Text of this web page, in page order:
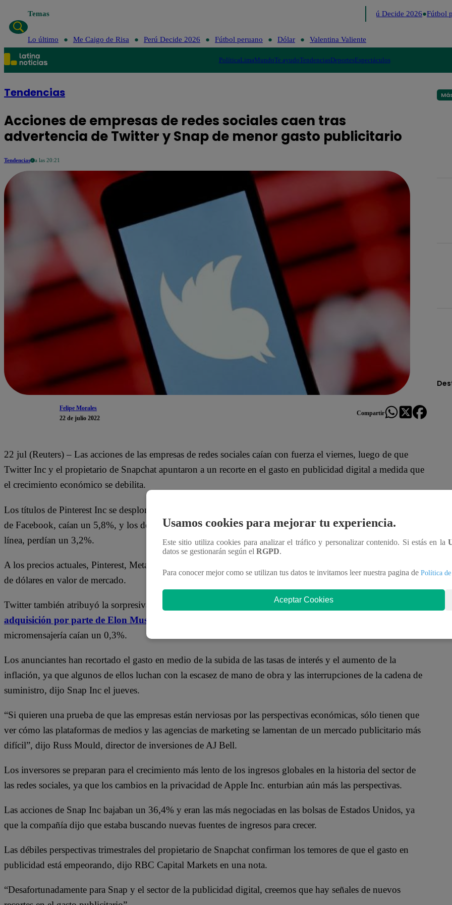
Temas Perú Decide 2026 Fútbol
Lo último Me Caigo de Risa Perú Decide 2026 Fútbol peruano Dólar Valentina Valiente
PolíticaLimaMundoTe ayudoTendenciasDeportesEspectáculos
Tendencias
Acciones de empresas de redes sociales caen tras
advertencia de Twitter y Snap de menor gasto publicitario
Tendencias a las 20:21
Felipe Morales
22 de julio 2022
Compartir
22 jul (Reuters) – Las acciones de las empresas de redes sociales caían con fuerza el viernes, luego de que
Twitter Inc y el propietario de Snapchat apuntaron a un recorte en el gasto en publicidad digital a medida que
el crecimiento económico se debilita.
Los títulos de Pinterest Inc se desplomaban un 12,2% a las 1441 GMT, los de Meta Platforms Inc, propietaria
de Facebook, caían un 5,8%, y los de Alphabet Inc, propietaria de Google y que también vende anuncios en
línea, perdían un 3,2%.
A los precios actuales, Pinterest, Meta, Alphabet y Snap iban a perder colectivamente unos 36.000 millones
de dólares en valor de mercado.
Twitter también atribuyó la sorpresiva caída de sus ingresos trimestrales a suactual batalla por cerrar su
adquisición por parte de Elon Musk
micromensajería caían un 0,3%.
Los anunciantes han recortado el gasto en medio de la subida de las tasas de interés y el aumento de la
inflación, ya que algunos de ellos luchan con la escasez de mano de obra y las interrupciones de la cadena de
suministro, dijo Snap Inc el jueves.
“Si quieren una prueba de que las empresas están nerviosas por las perspectivas económicas, sólo tienen que
ver cómo las plataformas de medios y las agencias de marketing se lamentan de un mercado publicitario más
difícil”, dijo Russ Mould, director de inversiones de AJ Bell.
Los inversores se preparan para el crecimiento más lento de los ingresos globales en la historia del sector de
las redes sociales, ya que los cambios en la privacidad de Apple Inc. enturbian aún más las perspectivas.
Las acciones de Snap Inc bajaban un 36,4% y eran las más negociadas en las bolsas de Estados Unidos, ya
que la compañía dijo que estaba buscando nuevas fuentes de ingresos para crecer.
Las débiles perspectivas trimestrales del propietario de Snapchat confirman los temores de que el gasto en
publicidad está empeorando, dijo RBC Capital Markets en una nota.
“Desafortunadamente para Snap y el sector de la publicidad digital, creemos que hay señales de nuevos
Usamos cookies para mejorar tu experiencia.
Este sitio utiliza cookies para analizar el tráfico y personalizar contenido. Si estás en la
datos se gestionarán según el RGPD.
Para conocer mejor como se utilizan tus datos te invitamos leer nuestra pagina de Política
Aceptar Cookies